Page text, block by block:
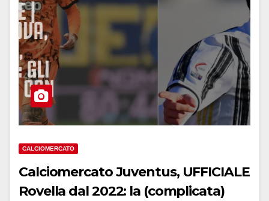
CALCIOMERCATO
Calciomercato Juventus, UFFICIALE
Rovella dal 2022: la (complicata)